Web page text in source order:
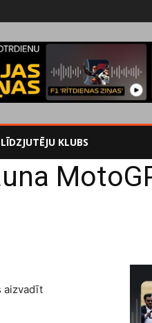
KLUBS
aizvadīt